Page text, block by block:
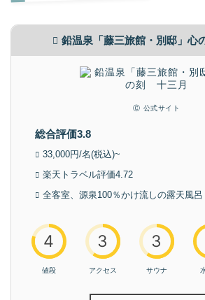
鉛温泉「藤三旅館・別邸」心
総合評価3.8
33,000円/名(税込)~
楽天トラベル評価4.72
全客室、源泉100％かけ流しの露天風呂
Ⓒ 公式サイト
4
値段
3
アクセス
3
サウナ